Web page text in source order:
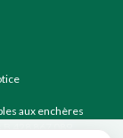
aux enchères